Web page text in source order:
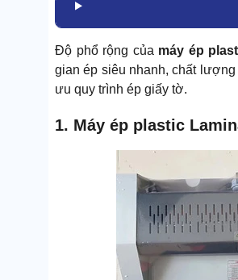
Độ phổ rộng của máy ép
gian ép siêu nhanh, chất
ưu quy trình ép giấy tờ.
1. Máy ép plastic